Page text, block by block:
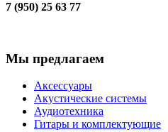
7 (950) 25 63 77
Мы предлагаем
Аксессуары
Акустические системы
Аудиотехника
Гитары и комплектующие